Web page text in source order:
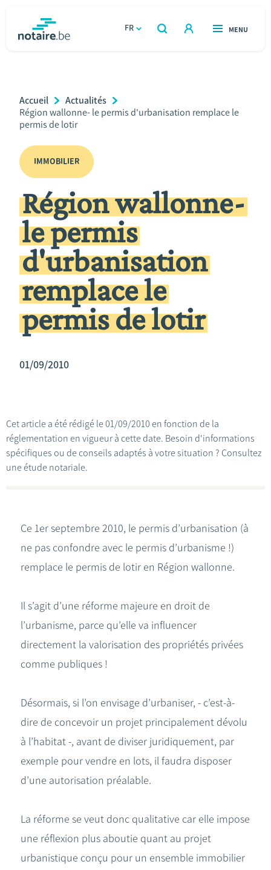
FR
OUVERT
RECHERCHER
OUVERT
MENU
Relations et vivre ensemble
Héritage et donations
Entreprendre
Le notaire
Calculateurs
Breadcrumb
Accueil
Actualités
Current
Page:
Région wallonne- le permis d'urbanisation remplace le
permis de lotir
IMMOBILIER
Région wallonne-
le permis
d'urbanisation
remplace le
permis de lotir
01/09/2010
Cet article a été rédigé le 01/09/2010 en fonction de la
réglementation en vigueur à cette date. Besoin d'informations
spécifiques ou de conseils adaptés à votre situation ? Consultez
une étude notariale.
Ce 1er septembre 2010, le permis d’urbanisation (à
ne pas confondre avec le permis d’urbanisme !)
remplace le permis de lotir en Région wallonne.
Il s’agit d’une réforme majeure en droit de
l’urbanisme, parce qu’elle va influencer
directement la valorisation des propriétés privées
comme publiques !
Désormais, si l’on envisage d’urbaniser, - c’est-à-
dire de concevoir un projet principalement dévolu
à l’habitat -, avant de diviser juridiquement, par
exemple pour vendre en lots, il faudra disposer
d’une autorisation préalable.
La réforme se veut donc qualitative car elle impose
une réflexion plus aboutie quant au projet
urbanistique conçu pour un ensemble immobilier